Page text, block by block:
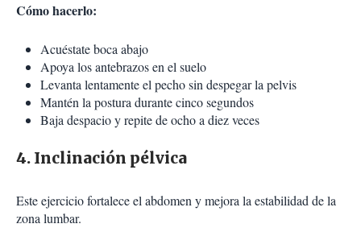
Cómo hacerlo:
Acuéstate boca abajo
Apoya los antebrazos en el suelo
Levanta lentamente el pecho sin despegar la pelvis
Mantén la postura durante cinco segundos
Baja despacio y repite de ocho a diez veces
4. Inclinación pélvica
Este ejercicio fortalece el abdomen y mejora la estabilidad de la
zona lumbar.